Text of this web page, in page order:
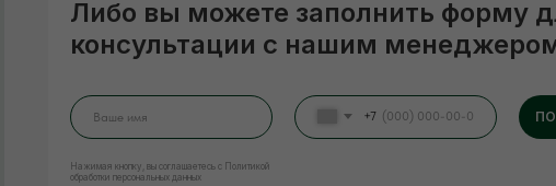
Либо вы можете заполнить форму
консультации с нашим
Нажимая кнопку, вы соглашаетесь с Политикой
обработки персональных данных
+7